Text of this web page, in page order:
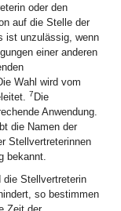
oder den
auf die Stelle der
ist unzulässig, wenn
einer anderen
Wahl wird vom
7 Die
Anwendung.
die Namen der
Stellvertreterinnen
bekannt.
die Stellvertreterin
so bestimmen